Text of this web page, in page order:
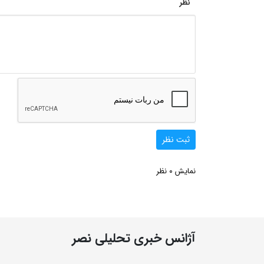
نظر
ثبت نظر
نمایش 0 نظر
آژانس خبری تحلیلی نصر